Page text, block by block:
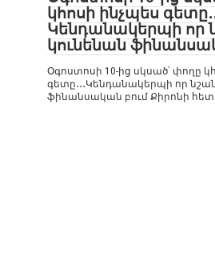
կհոսի ինչպես
Կենդանակերպի որ
կունենան
Օգոստոսի 10-ից սկսած՝ փողը
գետը․․․Կենդանակերպի որ
ֆինանսական բում Քիրոնի